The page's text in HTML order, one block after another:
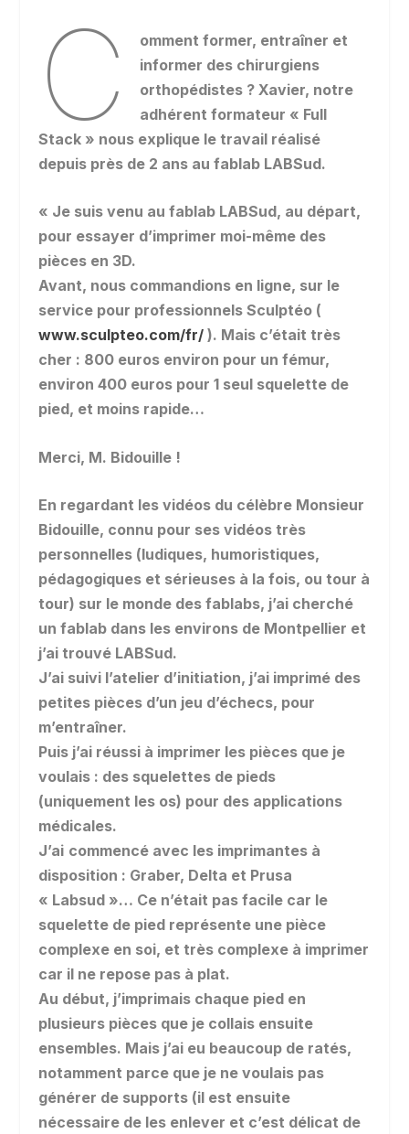
C
omment former, entraîner et
informer des chirurgiens
orthopédistes ? Xavier, notre
adhérent formateur « Full
Stack » nous explique le travail réalisé
depuis près de 2 ans au fablab LABSud.
« Je suis venu au fablab LABSud, au départ,
pour essayer d’imprimer moi-même des
pièces en 3D.
Avant, nous commandions en ligne, sur le
service pour professionnels Sculptéo (
www.sculpteo.com/fr/). Mais c’était très
cher : 800 euros environ pour un fémur,
environ 400 euros pour 1 seul squelette de
pied, et moins rapide…
Merci, M. Bidouille !
En regardant les vidéos du célèbre Monsieur
Bidouille, connu pour ses vidéos très
personnelles (ludiques, humoristiques,
pédagogiques et sérieuses à la fois, ou tour à
tour) sur le monde des fablabs, j’ai cherché
un fablab dans les environs de Montpellier et
j’ai trouvé LABSud.
J’ai suivi l’atelier d’initiation, j’ai imprimé des
petites pièces d’un jeu d’échecs, pour
m’entraîner.
Puis j’ai réussi à imprimer les pièces que je
voulais : des squelettes de pieds
(uniquement les os) pour des applications
médicales.
J’ai commencé avec les imprimantes à
disposition : Graber, Delta et Prusa
« Labsud »… Ce n’était pas facile car le
squelette de pied représente une pièce
complexe en soi, et très complexe à imprimer
car il ne repose pas à plat.
Au début, j’imprimais chaque pied en
plusieurs pièces que je collais ensuite
ensembles. Mais j’ai eu beaucoup de ratés,
notamment parce que je ne voulais pas
générer de supports (il est ensuite
nécessaire de les enlever et c’est délicat de